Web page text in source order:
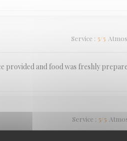
Service : 5/5
provided and food was freshly
Service : 5/5